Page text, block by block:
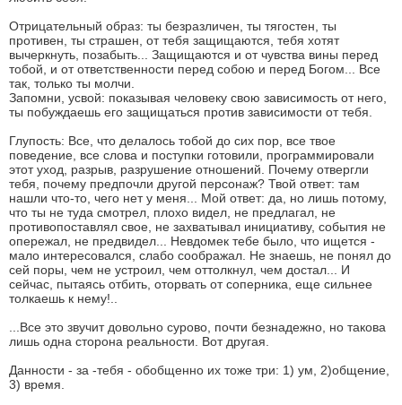
Отрицательный образ: ты безразличен, ты тягостен, ты
противен, ты страшен, от тебя защищаются, тебя хотят
вычеркнуть, позабыть... Защищаются и от чувства вины перед
тобой, и от ответственности перед собою и перед Богом... Все
так, только ты молчи.
Запомни, усвой: показывая человеку свою зависимость от него,
ты побуждаешь его защищаться против зависимости от тебя.
Глупость: Все, что делалось тобой до сих пор, все твое
поведение, все слова и поступки готовили, программировали
этот уход, разрыв, разрушение отношений. Почему отвергли
тебя, почему предпочли другой персонаж? Твой ответ: там
нашли что-то, чего нет у меня... Мой ответ: да, но лишь потому,
что ты не туда смотрел, плохо видел, не предлагал, не
противопоставлял свое, не захватывал инициативу, события не
опережал, не предвидел... Невдомек тебе было, что ищется -
мало интересовался, слабо соображал. Не знаешь, не понял до
сей поры, чем не устроил, чем оттолкнул, чем достал... И
сейчас, пытаясь отбить, оторвать от соперника, еще сильнее
толкаешь к нему!..
...Все это звучит довольно сурово, почти безнадежно, но такова
лишь одна сторона реальности. Вот другая.
Данности - за -тебя - обобщенно их тоже три: 1) ум, 2)общение,
3) время.